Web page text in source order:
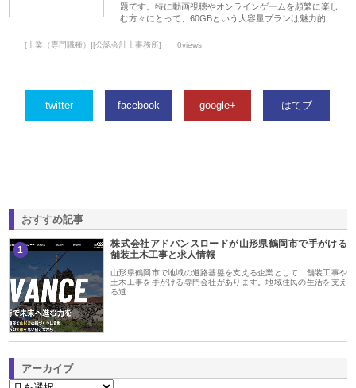
題です。特に動画視聴やオンラインゲームを頻繁に楽し
む方々にとって、60GBという大容量プランは魅力的…
[士業（専門職種）][公認会計士事務所] 0views
twitter facebook google+ はてブ
おすすめ記事
1
株式会社アドバンスロードが山形県鶴岡市で手がける
舗装土木工事と求人情報
山形県鶴岡市で地域の道路基盤を支える企業として、舗装工事や
土木工事を手がける専門会社があります。地域住民の生活を支え
る道…
アーカイブ